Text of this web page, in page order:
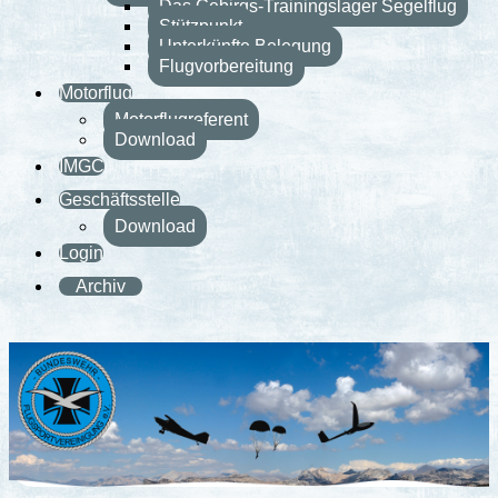
Das Gebirgs-Trainingslager Segelflug
Stützpunkt
Unterkünfte Belegung
Flugvorbereitung
Motorflug
Motorflugreferent
Download
IMGC
Geschäftsstelle
Download
Login
Archiv